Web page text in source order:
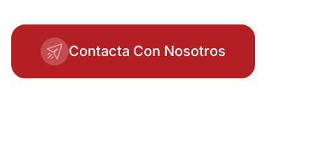
Contacta Con Nosotros